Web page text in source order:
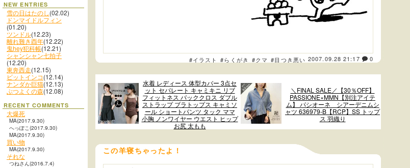
NEW ENTRIES
雪の日はたのし(02.02)
ドンマイドルフィン
(01.20)
ツンドル(12.23)
離れ難き酉年(12.22)
鬼hey犯科帳(12.21)
シャンシャン七拍子
(12.20)
東奔西走(12.15)
ビットインコ(12.14)
ナンダか巨猫(12.13)
ぶつよくの森(12.08)
RECENT COMMENTS
大爆死
MA(2017.9.30)
へっぽこ(2017.9.30)
MA(2017.9.30)
買い物
MA(2017.9.30)
それな
つねさん(2016.7.4)
#イラスト #らくがき #クマ #目つき悪い 2007.09.28 21:17 0
水着 レディース 体型カバー 3点セ
ット セパレート キャミキニ リブ
フィットネス バッククロス ダブル
ストラップ ブラトップス キャミソ
ール ショートパンツ タック ママ
小胸 ノンワイヤー ウエスト ヒップ
お尻 太もも
＼FINAL SALE／【30％OFF】
PASSIONE×MMN【別注アイテ
ム】 パシオーネ シアーデニムシ
ャツ 636979-B【RCP】SS トップ
ス 羽織り
この羊寝ちゃったよ！